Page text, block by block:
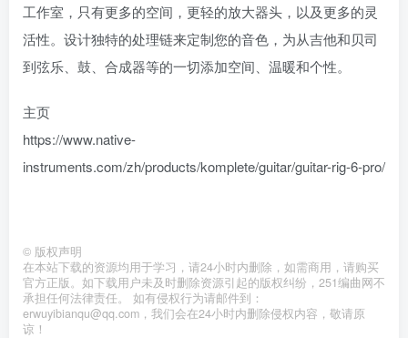
工作室，只有更多的空间，更轻的放大器头，以及更多的灵
活性。设计独特的处理链来定制您的音色，为从吉他和贝司
到弦乐、鼓、合成器等的一切添加空间、温暖和个性。
主页
https://www.native-
instruments.com/zh/products/komplete/guitar/guitar-rig-6-pro/
© 版权声明
在本站下载的资源均用于学习，请24小时内删除，如需商用，请购买
官方正版。如下载用户未及时删除资源引起的版权纠纷，251编曲网不
承担任何法律责任。 如有侵权行为请邮件到：
erwuyibianqu@qq.com，我们会在24小时内删除侵权内容，敬请原
谅！